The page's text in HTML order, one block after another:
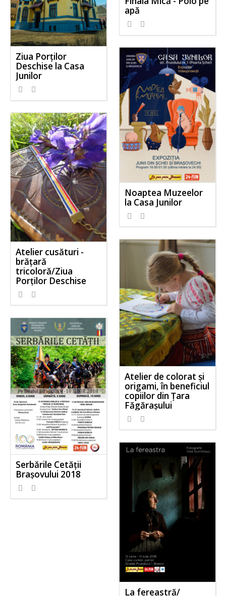
apă
Ziua Porților
Deschise la Casa
Junilor
Noaptea Muzeelor
la Casa Junilor
Atelier cusături -
brățară
tricoloră/Ziua
Porților Deschise
Atelier de colorat și
origami, în beneficiul
copiilor din Țara
Făgărașului
Serbările Cetății
Brașovului 2018
La fereastră/